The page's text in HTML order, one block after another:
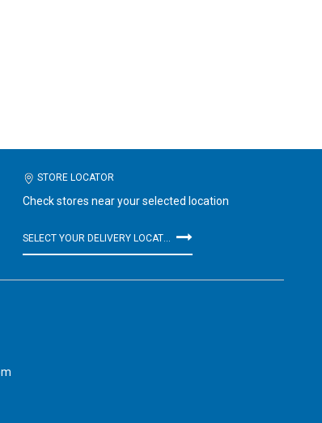
STORE LOCATOR
Check stores near your selected location